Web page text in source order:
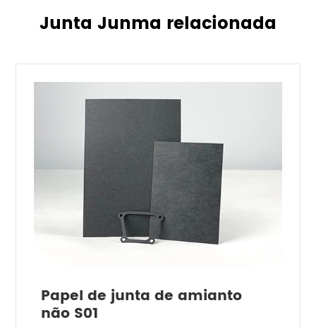
Junta Junma relacionada
Papel de junta de amianto
não S01